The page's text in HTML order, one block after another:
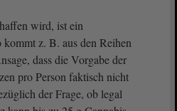
wird, ist ein
z. B. aus den Reihen
dass die Vorgabe der
pro Person faktisch nicht
der Frage, ob legal